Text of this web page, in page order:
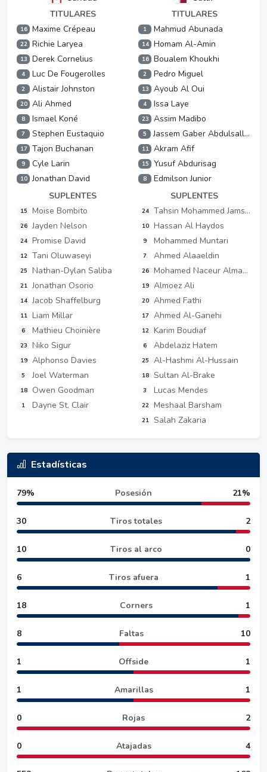
TITULARES
16 Maxime Crépeau
22 Richie Laryea
13 Derek Cornelius
4 Luc De Fougerolles
2 Alistair Johnston
20 Ali Ahmed
8 Ismael Koné
7 Stephen Eustaquio
17 Tajon Buchanan
9 Cyle Larin
10
Jonathan David
SUPLENTES
15 Moise Bombito
26 Jayden Nelson
24 Promise David
12 Tani Oluwaseyi
25 Nathan-Dylan Saliba
21 Jonathan Osorio
14 Jacob Shaffelburg
11 Liam Millar
6 Mathieu Choinière
23 Niko Sigur
19 Alphonso Davies
5 Joel Waterman
18 Owen Goodman
1 Dayne St. Clair
TITULARES
1 Mahmud Abunada
14 Homam Al-Amin
16 Boualem Khoukhi
2 Pedro Miguel
13 Ayoub Al Oui
4 Issa Laye
23 Assim Madibo
5 Jassem Gaber Abdulsallam
11 Akram Afif
15 Yusuf Abdurisag
8
Edmilson Junior
SUPLENTES
24 Tahsin Mohammed Jamshid
10 Hassan Al Haydos
9 Mohammed Muntari
7 Ahmed Alaaeldin
26 Mohamed Naceur Almanai
19 Almoez Ali
20 Ahmed Fathi
17 Ahmed Al-Ganehi
12 Karim Boudiaf
6 Abdelaziz Hatem
25 Al-Hashmi Al-Hussain
18 Sultan Al-Brake
3 Lucas Mendes
22 Meshaal Barsham
21 Salah Zakaria
Estadísticas
79% Posesión 21%
30 Tiros totales 2
10 Tiros al arco 0
6 Tiros afuera 1
18 Corners 1
8 Faltas 10
1 Offside 1
1 Amarillas 1
0 Rojas 2
0 Atajadas 4